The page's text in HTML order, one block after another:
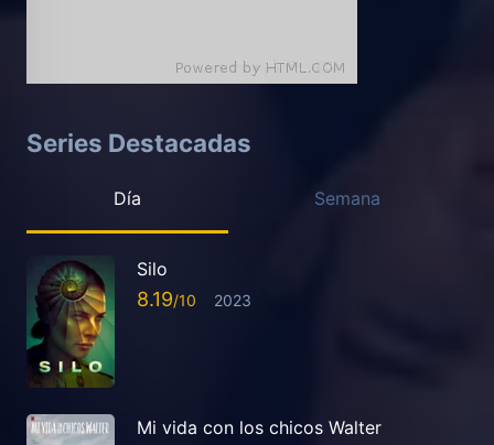
Series Destacadas
Día Semana
Silo
8.19 2023
Mi vida con los chicos Walter